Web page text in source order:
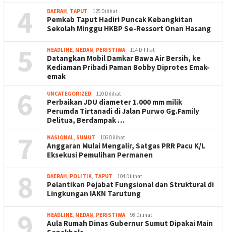
4 DAERAH, TAPUT 125 Dilihat
Pemkab Taput Hadiri Puncak Kebangkitan
Sekolah Minggu HKBP Se-Ressort Onan Hasang
5 HEADLINE, MEDAN, PERISTIWA 114 Dilihat
Datangkan Mobil Damkar Bawa Air Bersih, ke
Kediaman Pribadi Paman Bobby Diprotes Emak-
emak
6 UNCATEGORIZED 110 Dilihat
Perbaikan JDU diameter 1.000 mm milik
Perumda Tirtanadi di Jalan Purwo Gg.Family
Delitua, Berdampak …
7 NASIONAL, SUMUT 106 Dilihat
Anggaran Mulai Mengalir, Satgas PRR Pacu K/L
Eksekusi Pemulihan Permanen
8 DAERAH, POLITIK, TAPUT 104 Dilihat
Pelantikan Pejabat Fungsional dan Struktural di
Lingkungan IAKN Tarutung
HEADLINE, MEDAN, PERISTIWA 98 Dilihat
Aula Rumah Dinas Gubernur Sumut Dipakai Main